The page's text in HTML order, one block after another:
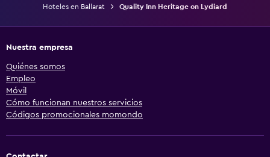
Hoteles en Ballarat
Quality Inn Heritage on Lydiard
Nuestra empresa
Quiénes somos
Empleo
Móvil
Cómo funcionan nuestros servicios
Códigos promocionales momondo